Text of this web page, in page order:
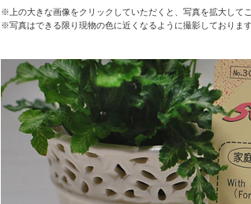
※上の大きな画像をクリックしていただくと、写真を拡大して
※写真はできる限り現物の色に近くなるように撮影しておりま